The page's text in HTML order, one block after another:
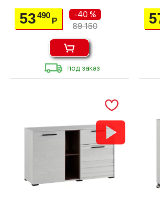
53490
Р
-40 %
89 150
под заказ